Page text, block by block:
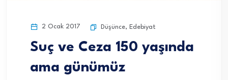
2 Ocak 2017 Düşünce, Edebiyat
Suç ve Ceza 150 yaşında
ama günümüz